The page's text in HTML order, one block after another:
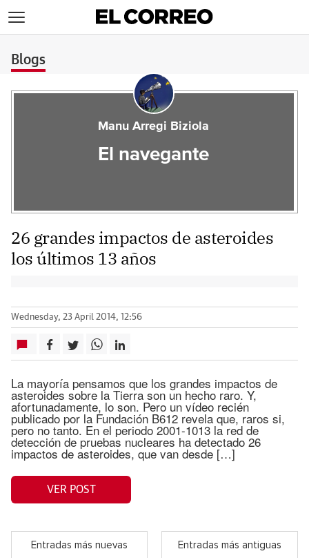
Blogs
Manu Arregi Biziola
El navegante
26 grandes impactos de asteroides
los últimos 13 años
Wednesday, 23 April 2014, 12:56
La mayoría pensamos que los grandes impactos de
asteroides sobre la Tierra son un hecho raro. Y,
afortunadamente, lo son. Pero un vídeo recién
publicado por la Fundación B612 revela que, raros si,
pero no tanto. En el periodo 2001-1013 la red de
detección de pruebas nucleares ha detectado 26
impactos de asteroides, que van desde […]
VER POST
Entradas más nuevas Entradas más antiguas